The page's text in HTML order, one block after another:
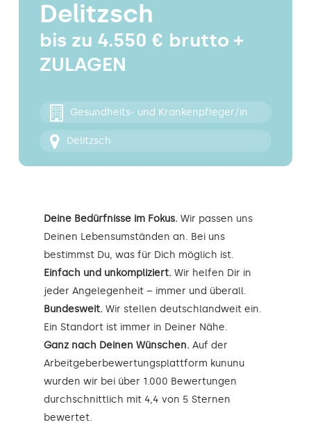
KontaktDelitzsch
bis zu 4.550 € brutto +
ZULAGEN
Gesundheits- und Krankenpfleger/in
Delitzsch
Deine Bedürfnisse im Fokus. Wir passen uns
Deinen Lebensumständen an. Bei uns
bestimmst Du, was für Dich möglich ist.
Einfach und unkompliziert. Wir helfen Dir in
jeder Angelegenheit – immer und überall.
Bundesweit. Wir stellen deutschlandweit ein.
Ein Standort ist immer in Deiner Nähe.
Ganz nach Deinen Wünschen. Auf der
Arbeitgeberbewertungsplattform kununu
wurden wir bei über 1.000 Bewertungen
durchschnittlich mit 4,4 von 5 Sternen
bewertet.